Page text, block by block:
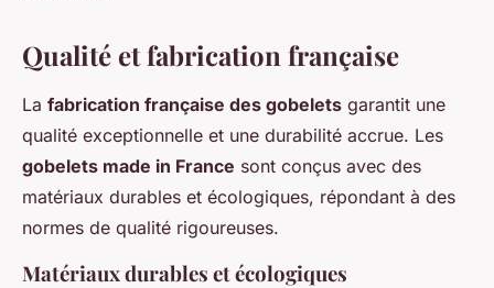
Qualité et fabrication française
La fabrication française des gobelets garantit une
qualité exceptionnelle et une durabilité accrue. Les
gobelets made in France sont conçus avec des
matériaux durables et écologiques, répondant à des
normes de qualité rigoureuses.
Matériaux durables et écologiques